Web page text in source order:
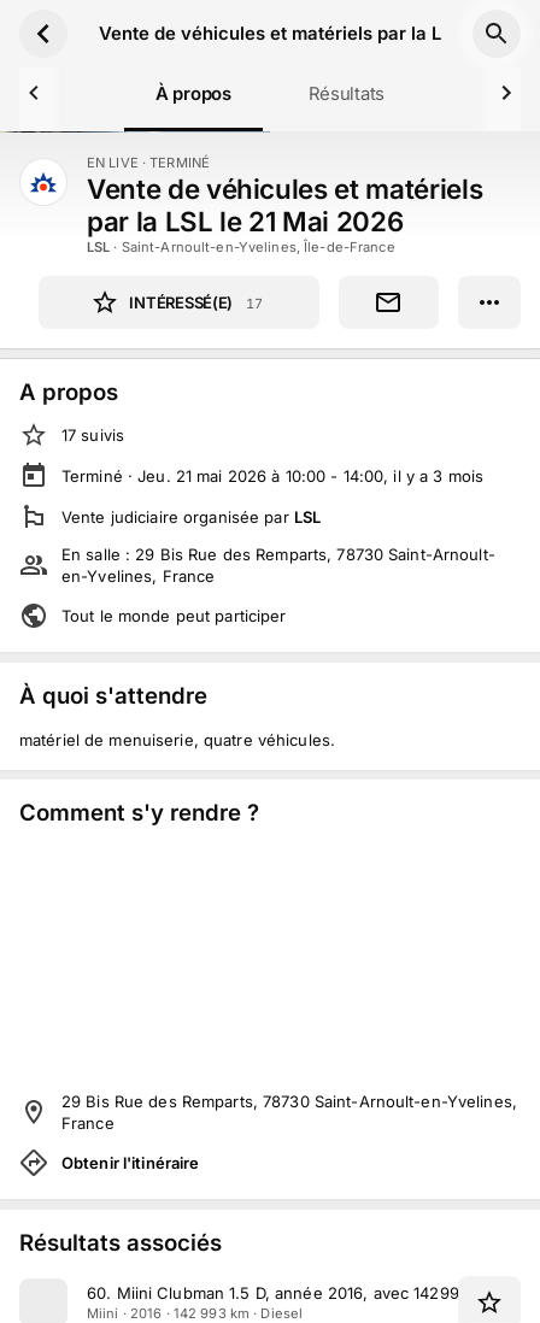
Vente de véhicules et matériels par la LSL le 21
À propos Résultats
TERMINÉ EN LIVE · TERMINÉ
Vente de véhicules et matériels
par la LSL le 21 Mai 2026
LSL · Saint-Arnoult-en-Yvelines, Île-de-France
INTÉRESSÉ(E) 17
A propos
17 suivis
Terminé ·Jeu. 21 mai 2026 à 10:00 - 14:00, il y a 3 mois
Vente judiciaire organisée par LSL
En salle : 29 Bis Rue des Remparts, 78730 Saint-Arnoult-
en-Yvelines, France
Tout le monde peut participer
À quoi s'attendre
matériel de menuiserie, quatre véhicules.
Comment s'y rendre ?
29 Bis Rue des Remparts, 78730 Saint-Arnoult-en-Yvelines,
France
Obtenir l'itinéraire
Résultats associés
60. Miini Clubman 1.5 D, année 2016, avec 142993 km au
Miini · 2016 · 142 993 km · Diesel